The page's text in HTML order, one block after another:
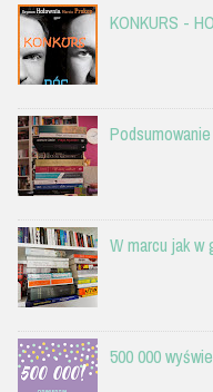
KONKURS -
W marcu jak w
500 000